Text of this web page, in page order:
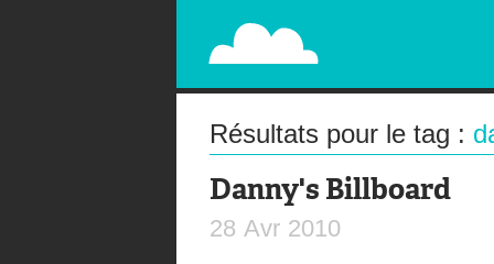
PAPERPLANE
STREET, AMBIENT, GUÉRILLA MARKETING
Résultats pour le tag :
Danny's Billboard
28 Avr 2010